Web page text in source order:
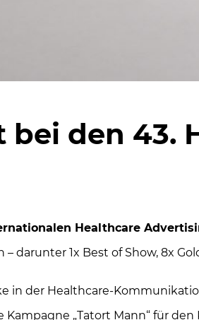
bei den 43.
Healthcare
1x Best of Show, 8x
in der Healthcare-
„Tatort Mann“ für